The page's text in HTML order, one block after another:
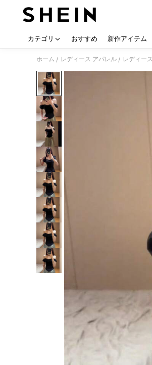
カテゴリ おすすめ 新作アイテム
ホーム / レディース アパレル / レディー